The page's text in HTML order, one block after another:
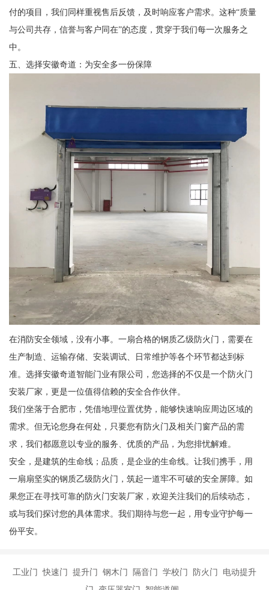
付的项目，我们同样重视售后反馈，及时响应客户需求。这种“质量
与公司共存，信誉与客户同在”的态度，贯穿于我们每一次服务之
中。
五、选择安徽奇道：为安全多一份保障
在消防安全领域，没有小事。一扇合格的钢质乙级防火门，需要在
生产制造、运输存储、安装调试、日常维护等各个环节都达到标
准。选择安徽奇道智能门业有限公司，您选择的不仅是一个防火门
安装厂家，更是一位值得信赖的安全合作伙伴。
我们坐落于合肥市，凭借地理位置优势，能够快速响应周边区域的
需求。但无论您身在何处，只要您有防火门及相关门窗产品的需
求，我们都愿意以专业的服务、优质的产品，为您排忧解难。
安全，是建筑的生命线；品质，是企业的生命线。让我们携手，用
一扇扇坚实的钢质乙级防火门，筑起一道牢不可破的安全屏障。如
果您正在寻找可靠的防火门安装厂家，欢迎关注我们的后续动态，
或与我们探讨您的具体需求。我们期待与您一起，用专业守护每一
份平安。
工业门 快速门 提升门 钢木门 隔音门 学校门 防火门 电动提升